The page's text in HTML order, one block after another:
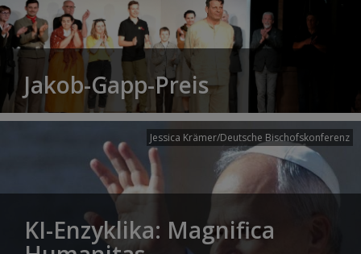
Jakob-Gapp-Preis
Jessica Krämer/Deutsche Bischofskonferenz
KI-Enzyklika: Magnifica